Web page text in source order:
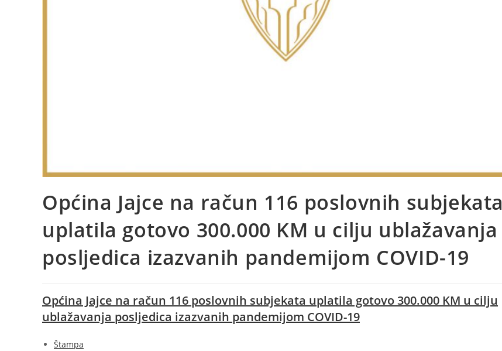
Općina Jajce na račun 116 poslovnih subjekata
uplatila gotovo 300.000 KM u cilju ublažavanja
posljedica izazvanih pandemijom COVID-19
Općina Jajce na račun 116 poslovnih subjekata uplatila gotovo 300.000 KM u cilju
ublažavanja posljedica izazvanih pandemijom COVID-19
Štampa